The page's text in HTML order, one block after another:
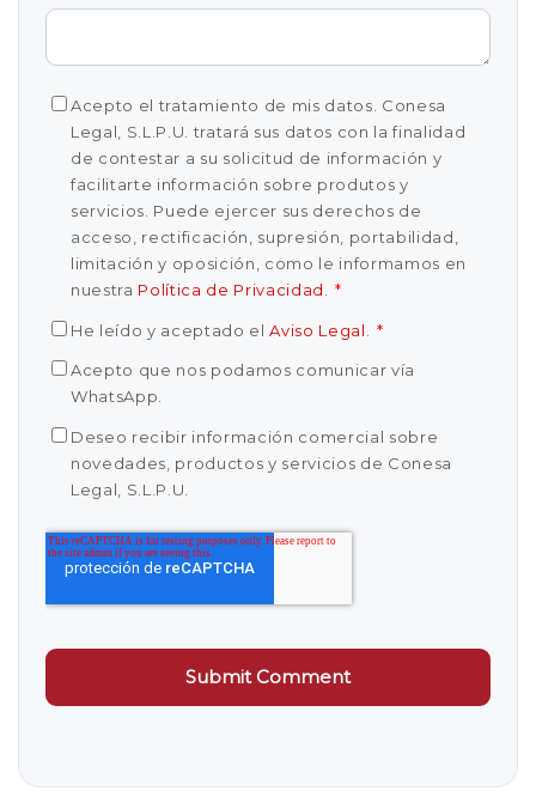
Acepto el tratamiento de mis datos. Conesa
Legal, S.L.P.U. tratará sus datos con la finalidad
de contestar a su solicitud de información y
facilitarte información sobre produtos y
servicios. Puede ejercer sus derechos de
acceso, rectificación, supresión, portabilidad,
limitación y oposición, como le informamos en
nuestra Política de Privacidad *
He leído y aceptado elAviso Legal *
Acepto que nos podamos comunicar vía
WhatsApp.
Deseo recibir información comercial sobre
novedades, productos y servicios de Conesa
Legal, S.L.P.U.